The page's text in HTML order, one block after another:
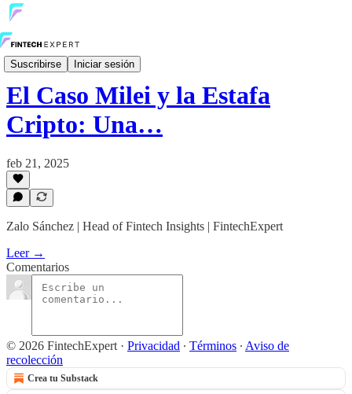
Suscribirse Iniciar sesión
Voz Fintech
El Caso Milei y la Estafa
Cripto: Una…
feb 21, 2025
Zalo Sánchez | Head of Fintech Insights | FintechExpert
Leer →
Comentarios
© 2026 FintechExpert · Privacidad ∙ Términos ∙ Aviso de
recolección
Crea tu Substack